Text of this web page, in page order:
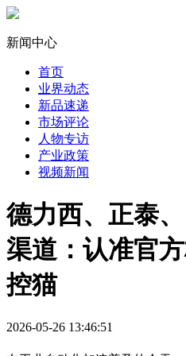
新闻中心
首页
业界动态
新品速递
市场评论
人物专访
产业政策
视频新闻
德力西、正泰
渠道：认准官
控猫
2026-05-26 13:46:51